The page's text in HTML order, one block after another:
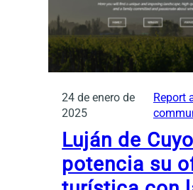
24 de enero de
2025
Report
Luján de Cuyo
potencia su